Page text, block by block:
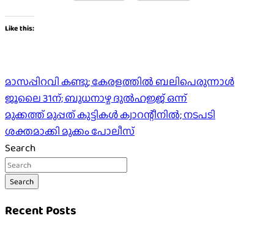
Like this:
Post
navigation
മാസപ്പിറവി കണ്ടു; കേരളത്തിൽ ബലിപെരുന്നാൾ
ജൂലൈ 31ന്; ബുധനാഴ്ച ദുല്‍ഹജ്ജ് ഒന്ന്
മുക്കത്ത് മുപ്പത് കുട്ടികൾ ക്വാറന്റീനിൽ; നടപടി
ശക്തമാക്കി മുക്കം പോലീസ്
Search
Search
Recent Posts